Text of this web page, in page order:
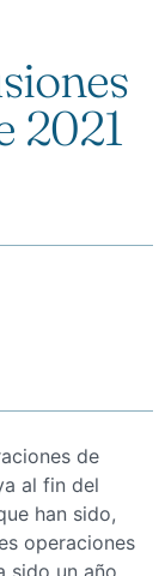
2021
de
al fin del
han sido,
operaciones